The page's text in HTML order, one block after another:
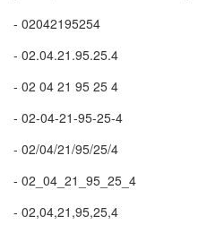
- 02042195254
- 02.04.21.95.25.4
- 02 04 21 95 25 4
- 02-04-21-95-25-4
- 02/04/21/95/25/4
- 02_04_21_95_25_4
- 02,04,21,95,25,4